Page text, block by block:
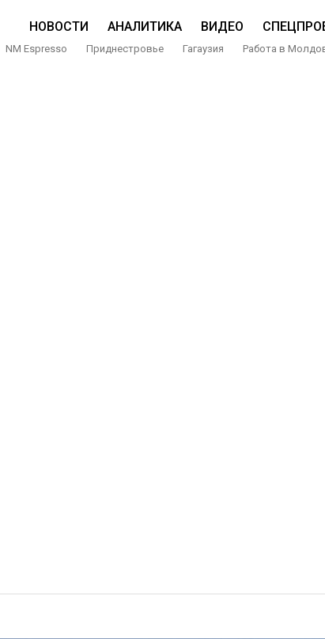
НОВОСТИ АНАЛИТИКА ВИДЕО
NM Espresso Приднестровье Гагаузия Работа в